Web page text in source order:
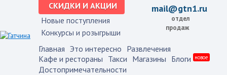
СКИДКИ И АКЦИИ
Новые поступления
Конкурсы и розыгрыши
mail@gtn1.ru
отдел
продаж
Главная Это интересно Развлечения
Кафе и рестораны Такси Магазины Блоги новое
Достопримечательности